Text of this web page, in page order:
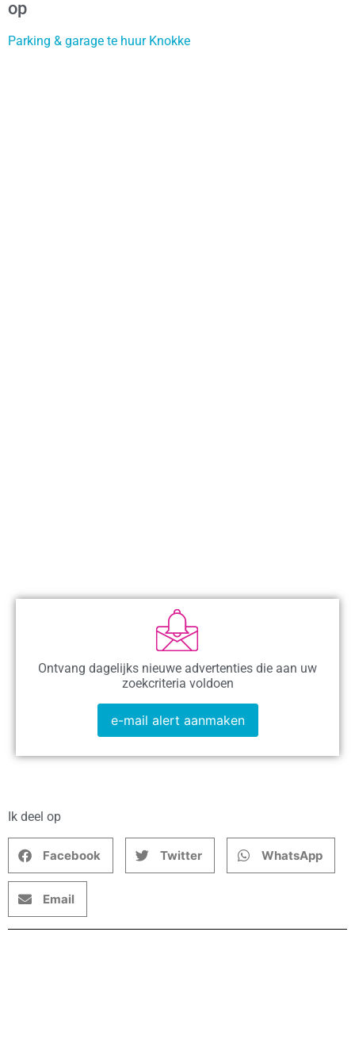
op
Parking & garage te huur Knokke
Ontvang dagelijks nieuwe advertenties die aan uw
zoekcriteria voldoen
e-mail alert aanmaken
Ik deel op
Facebook Twitter WhatsApp
Email